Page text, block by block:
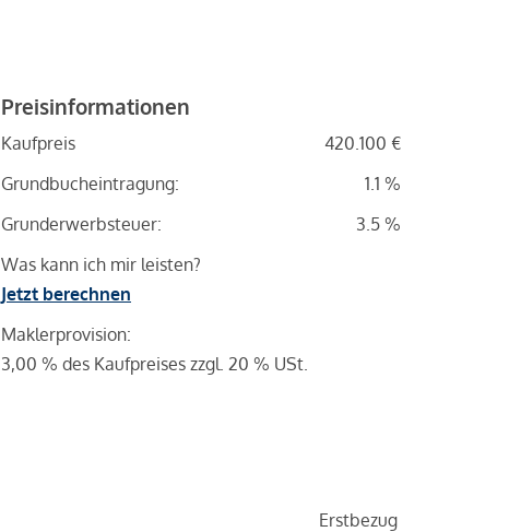
Preisinformationen
Kaufpreis
420.100 €
Grundbucheintragung:
1.1 %
Grunderwerbsteuer:
3.5 %
Was kann ich mir leisten?
Jetzt berechnen
Maklerprovision:
3,00 % des Kaufpreises zzgl. 20 % USt.
Erstbezug